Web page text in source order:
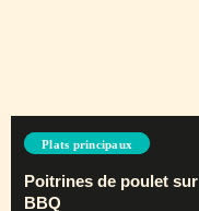
Plats principaux
Poitrines de poulet sur
BBQ